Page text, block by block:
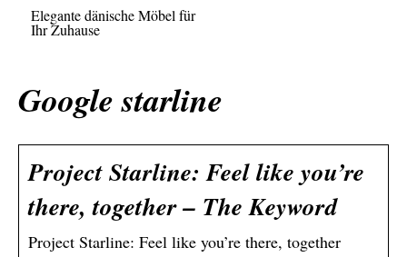
Elegante dänische Möbel für
Ihr Zuhause
Google starline
Project Starline: Feel like you’re
there, together – The Keyword
Project Starline: Feel like you’re there, together